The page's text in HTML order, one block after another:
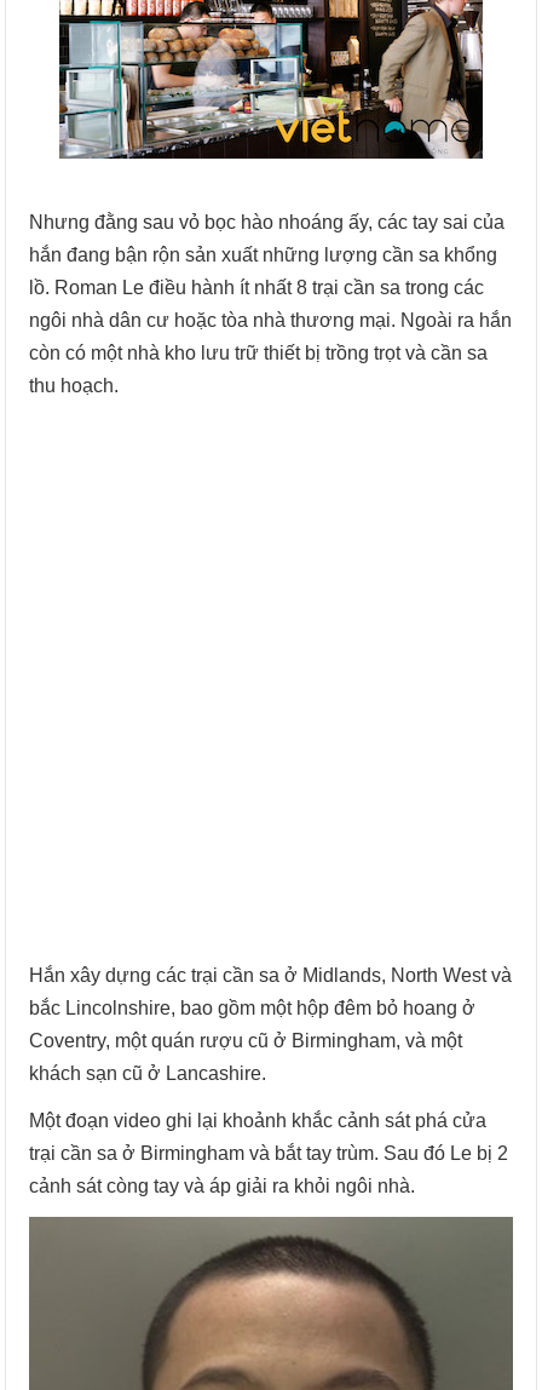
Nhưng đằng sau vỏ bọc hào nhoáng ấy, các tay sai của
hắn đang bận rộn sản xuất những lượng cần sa khổng
lồ. Roman Le điều hành ít nhất 8 trại cần sa trong các
ngôi nhà dân cư hoặc tòa nhà thương mại. Ngoài ra hắn
còn có một nhà kho lưu trữ thiết bị trồng trọt và cần sa
thu hoạch.
Hắn xây dựng các trại cần sa ở Midlands, North West và
bắc Lincolnshire, bao gồm một hộp đêm bỏ hoang ở
Coventry, một quán rượu cũ ở Birmingham, và một
khách sạn cũ ở Lancashire.
Một đoạn video ghi lại khoảnh khắc cảnh sát phá cửa
trại cần sa ở Birmingham và bắt tay trùm. Sau đó Le bị 2
cảnh sát còng tay và áp giải ra khỏi ngôi nhà.